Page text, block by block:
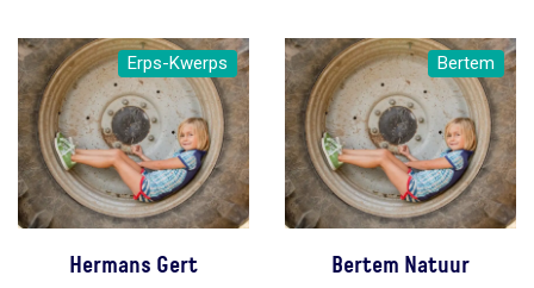
Erps-Kwerps
Hermans Gert
Bertem
Bertem Natuur